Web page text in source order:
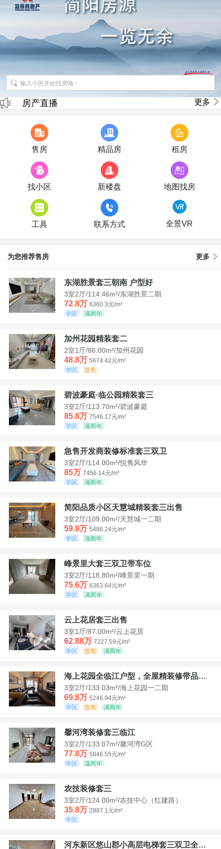
招聘房产销售经纪人
房产直播 更多
售房 精品房 租房
找小区 新楼盘 地图找房
工具 联系方式 全景VR
为您推荐售房 更多
东湖胜景套三朝南 户型好
3室2厅/114.46m²/东湖胜景二期
72.8万 6360.3元/m²
学区
满两年
加州花园精装套二
2室1厅/86.00m²/加州花园
48.8万 5674.42元/m²
学区
急售
碧波豪庭·临公园精装套三
3室2厅/113.70m²/碧波豪庭
85.8万 7546.17元/m²
学区
满两年
急售开发商装修标准套三双卫
3室2厅/114.00m²/悦隽风华
85万 7456.14元/m²
学区
满两年
简阳品质小区天慧城精装套三出售
3室2厅/109.00m²/天慧城一二期
59.8万 5486.24元/m²
学区
满两年
峰景里大套三双卫带车位
3室2厅/118.80m²/峰景里一期
75.6万 6363.64元/m²
学区
满两年
云上花居套三出售
3室1厅/87.00m²/云上花居
62.88万 7227.59元/m²
学区
急售 满两年
海上花园全临江户型，全屋精装修带品牌家具家电，诚意出售！
3室2厅/133.03m²/海上花园一二期
69.8万 5246.94元/m²
学区
急售 满两年
馨河湾装修套三临江
3室2厅/133.07m²/馨河湾G区
77.8万 5846.55元/m²
学区
满两年
农技装修套三
3室2厅/124.00m²/农技中心（红建路）
35.8万 2887.1元/m²
学区
河东新区悠山郡小高层电梯套三双卫全装带家具家电